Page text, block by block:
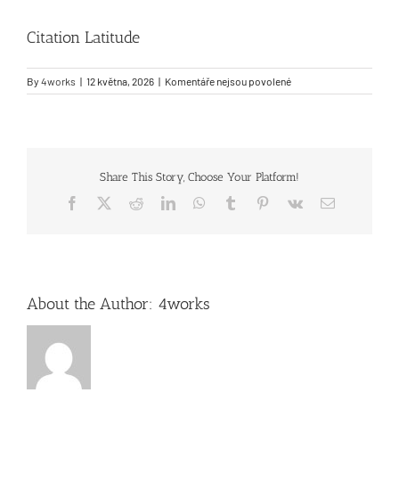
Podpora pro vstup do služby
Kontakt
Citation Latitude
By 4works | 12 května, 2026 | Komentáře nejsou povolenéu
textu
Share This Story, Choose Your Platform!
Facebook RedditLinkedInWhatsApp
Tumblr Pinterest
Vk Email
About the Author: 4works